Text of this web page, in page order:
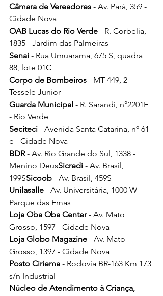
Câmara de Vereadores - Av. Pará, 359 -
Cidade Nova
OAB Lucas do Rio Verde - R. Corbelia,
1835 - Jardim das Palmeiras
Senai - Rua Umuarama, 675 S, quadra
88, lote 01C
Corpo de Bombeiros - MT 449, 2 -
Tessele Junior
Guarda Municipal - R. Sarandi, n°2201E
- Rio Verde
Seciteci - Avenida Santa Catarina, nº 61
e - Cidade Nova
BDR - Av. Rio Grande do Sul, 1338 -
Menino DeusSicredi - Av. Brasil,
199SSicoob - Av. Brasil, 459S
Unilasalle - Av. Universitária, 1000 W -
Parque das Emas
Loja Oba Oba Center - Av. Mato
Grosso, 1597 - Cidade Nova
Loja Globo Magazine - Av. Mato
Grosso, 1397 - Cidade Nova
Posto Ciriema - Rodovia BR-163 Km 173
s/n Industrial
Núcleo de Atendimento à Criança,